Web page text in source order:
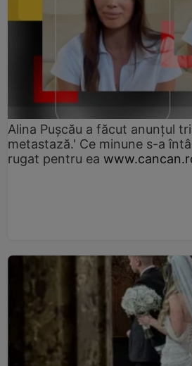
Alina Pușcău a făcut anunțul
metastază.' Ce minune s-a
rugat pentru ea